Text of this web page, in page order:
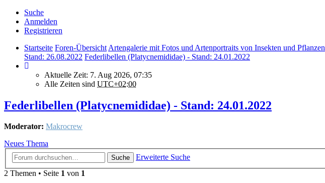
Suche
Anmelden
Registrieren
Startseite Foren-Übersicht Artengalerie mit Fotos und Artenportraits von Insekten und Pflanzen
Stand: 26.08.2022 Federlibellen (Platycnemididae) - Stand: 24.01.2022
Aktuelle Zeit: 7. Aug 2026, 07:35
Alle Zeiten sind UTC+02:00
Federlibellen (Platycnemididae) - Stand: 24.01.2022
Moderator: Makrocrew
Neues Thema
Suche
Erweiterte Suche
2 Themen • Seite 1 von 1